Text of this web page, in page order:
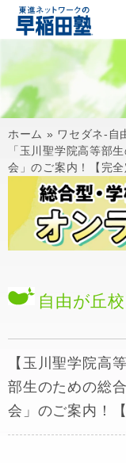
ホーム » ワセダネ-自
「玉川聖学院高等部
会」のご案内！【完全
自由が丘校
【玉川聖学院高
部生のための総
会」のご案内！